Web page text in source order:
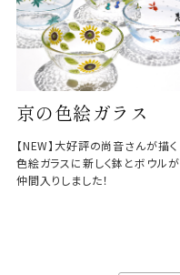
京の色絵ガラス
【NEW】大好評の尚音さんが描く
色絵ガラスに新しく鉢とボウルが
仲間入りしました！